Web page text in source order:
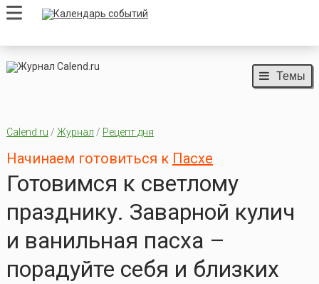
Темы
Calend.ru / Журнал / Рецепт дня
Начинаем готовиться к Пасхе
Готовимся к светлому
празднику. Заварной кулич
и ванильная пасха –
порадуйте себя и близких